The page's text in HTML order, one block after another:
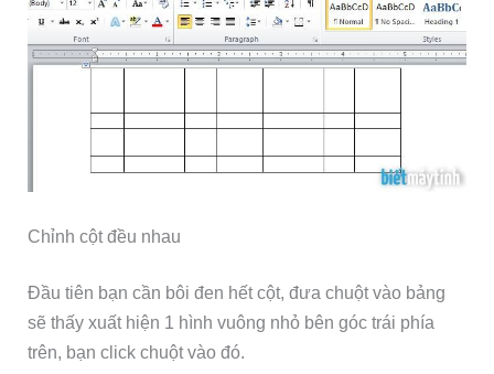
Chỉnh cột đều nhau
Đầu tiên bạn cần bôi đen hết cột, đưa chuột vào bảng
sẽ thấy xuất hiện 1 hình vuông nhỏ bên góc trái phía
trên, bạn click chuột vào đó.